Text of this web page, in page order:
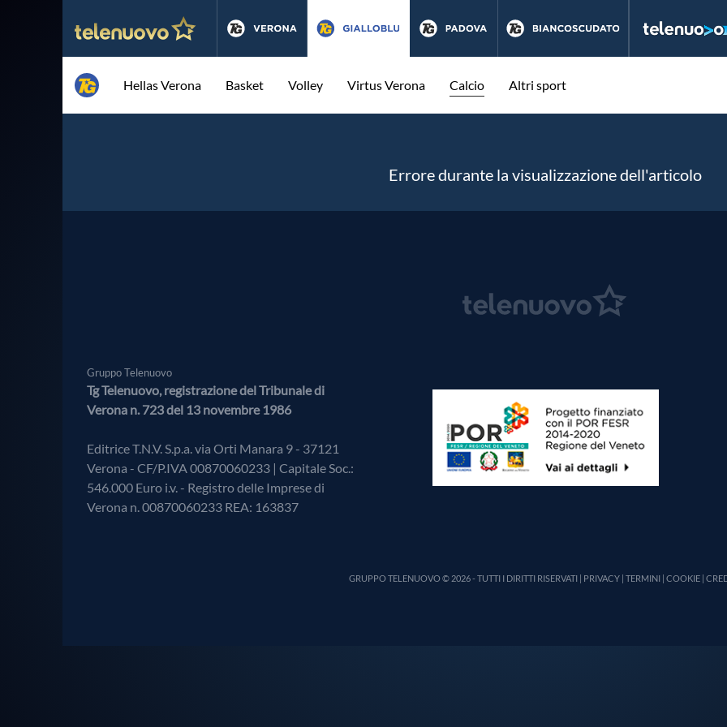
Hellas Verona Basket Volley Virtus Verona Calcio Altri sport
Errore durante la visualizzazione dell'articolo
Gruppo Telenuovo
Tg Telenuovo, registrazione del Tribunale di
Verona n. 723 del 13 novembre 1986
Editrice T.N.V. S.p.a. via Orti Manara 9 - 37121
Verona - CF/P.IVA 00870060233 | Capitale Soc.:
546.000 Euro i.v. - Registro delle Imprese di
Verona n. 00870060233 REA: 163837
GRUPPO TELENUOVO © 2026 - TUTTI I DIRITTI RISERVATI | PRIVACY | TERMINI | COOKIE |